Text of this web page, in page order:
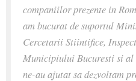
companiilor prezente in
am bucurat de suportul
Cercetarii Stiintifice,
Municipiului Bucuresti si
ne-au ajutat sa dezvoltam